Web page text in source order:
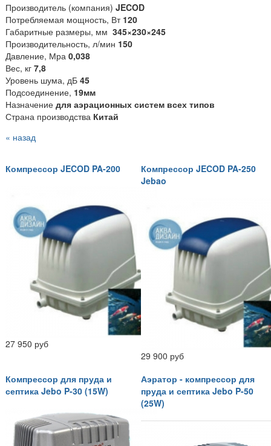
Производитель (компания) JECOD
Потребляемая мощность, Вт 120
Габаритные размеры, мм 345×230×245
Производительность, л/мин 150
Давление, Мра 0,038
Вес, кг 7,8
Уровень шума, дБ 45
Подсоединение, 19мм
Назначение для аэрационных систем всех типов
Страна производства Китай
« назад
Компрессор JECOD PA-200
27 950 руб
Компрессор JECOD PA-250
Jebao
29 900 руб
Компрессор для пруда и
септика Jebo P-30 (15W)
Аэратор - компрессор для
пруда и септика Jebo P-50
(25W)